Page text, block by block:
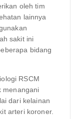
oleh tim
lainnya
sakit ini
bidang
RSCM
menangani
dari kelainan
arteri koroner.